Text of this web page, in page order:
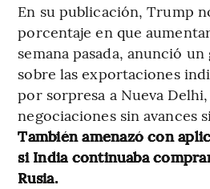
En su publicación, Trump
porcentaje en que
semana pasada, anunció
sobre las exportaciones
por sorpresa a Nueva
negociaciones sin avances
También amenazó con
si India continuaba
Rusia.